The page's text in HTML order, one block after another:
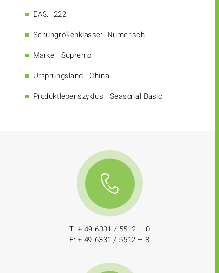
EAS: 222
Schuhgrößenklasse: Numerisch
Marke: Supremo
Ursprungsland: China
Produktlebenszyklus: Seasonal Basic
T: + 49 6331 / 5512 – 0
F: + 49 6331 / 5512 – 8